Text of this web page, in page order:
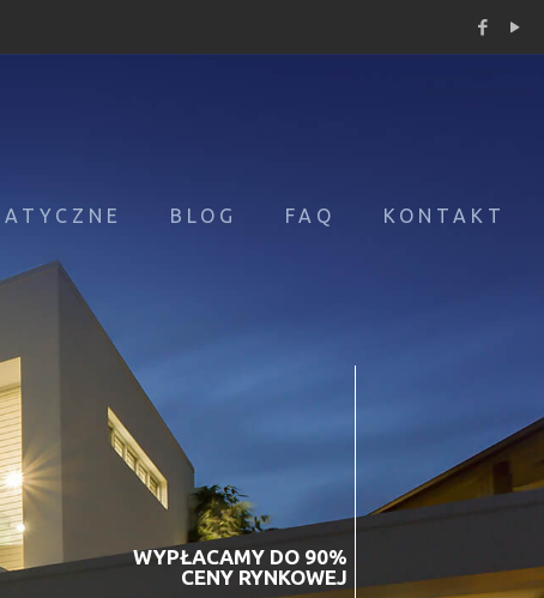
BLOG FAQ KONTAKT
WYPŁACAMY DO 90%
CENY RYNKOWEJ